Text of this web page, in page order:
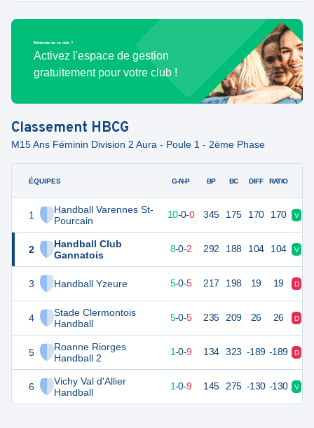
Bénévole de ce club ?
Activez l'espace de gestion
gratuitement pour votre club !
Classement HBCG
M15 Ans Féminin Division 2 Aura - Poule 1 - 2ème Phase
ÉQUIPES
1
Handball Varennes St-
Pourcain
2
Handball Club
Gannatois
3 Handball Yzeure
4
Stade Clermontois
Handball
5
Roanne Riorges
Handball 2
6
Vichy Val d'Allier
Handball
G-N-P BP BC DIFF RATIO
30 10 10-0-0 345 175 170 170 V
8-0-2 292 188 104 104 V
20 5-0-5 217 198 19 19 D
20 5-0-5 235 209 26 26 D
12 1-0-9 134 323 -189 -189 D
12 1-0-9 145 275 -130 -130 V